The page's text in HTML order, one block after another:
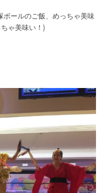
ボールのご飯、めっちゃ美味
ゃ美味い！)